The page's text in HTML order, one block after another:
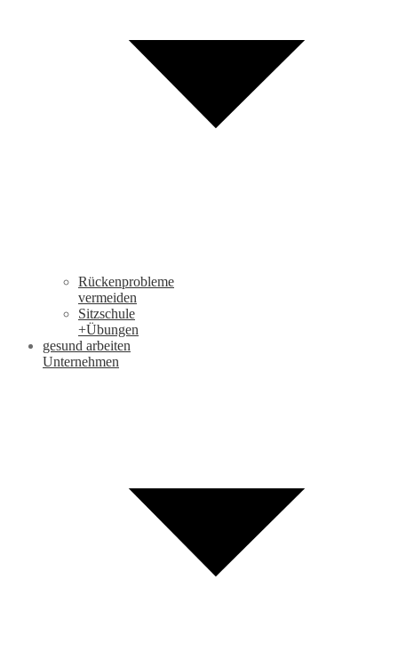
Rückenprobleme
vermeiden
Sitzschule
+Übungen
gesund arbeiten
Unternehmen